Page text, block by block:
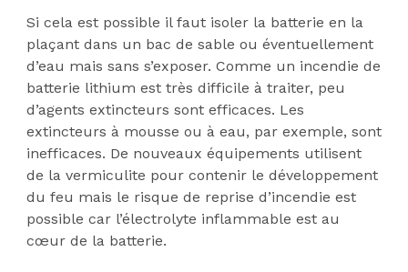
Si cela est possible il faut isoler la batterie en la
plaçant dans un bac de sable ou éventuellement
d’eau mais sans s’exposer. Comme un incendie de
batterie lithium est très difficile à traiter, peu
d’agents extincteurs sont efficaces. Les
extincteurs à mousse ou à eau, par exemple, sont
inefficaces. De nouveaux équipements utilisent
de la vermiculite pour contenir le développement
du feu mais le risque de reprise d’incendie est
possible car l’électrolyte inflammable est au
cœur de la batterie.